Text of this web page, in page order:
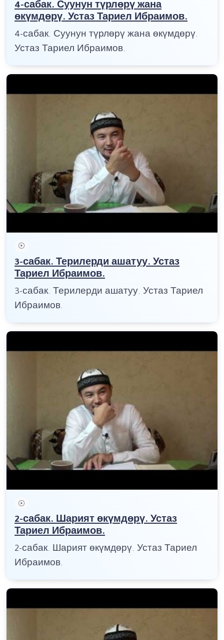
4-сабак. Суунун түрлөрү жана
өкүмдөрү. Устаз Тариел Ибраимов.
4-сабак. Суунун түрлөрү жана өкүмдөрү.
Устаз Тариел Ибраимов.
3-сабак. Терилерди ашатуу. Устаз
Тариел Ибраимов.
3-сабак. Терилерди ашатуу. Устаз Тариел
Ибраимов.
2-сабак. Шарият өкүмдөрү. Устаз
Тариел Ибраимов.
2-сабак. Шарият өкүмдөрү. Устаз Тариел
Ибраимов.